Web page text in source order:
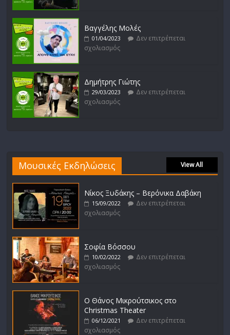
Βαγγέλης Μολές
01/04/2023
Δεν επιτρέπεται
σχολιασμός
Δημήτρης Γιώτης
29/03/2023
Δεν επιτρέπεται
σχολιασμός
Μουσικές Εκδηλώσεις View All
Νίκος Ξυδάκης – Βερόνικα Δαβάκη
15/09/2022
Δεν επιτρέπεται
σχολιασμός
Σοφία Βόσσου
10/02/2022
Δεν επιτρέπεται
σχολιασμός
Ο Θάνος Μικρούτσικος στο
Christmas Theater
06/12/2021
Δεν επιτρέπεται
σχολιασμός